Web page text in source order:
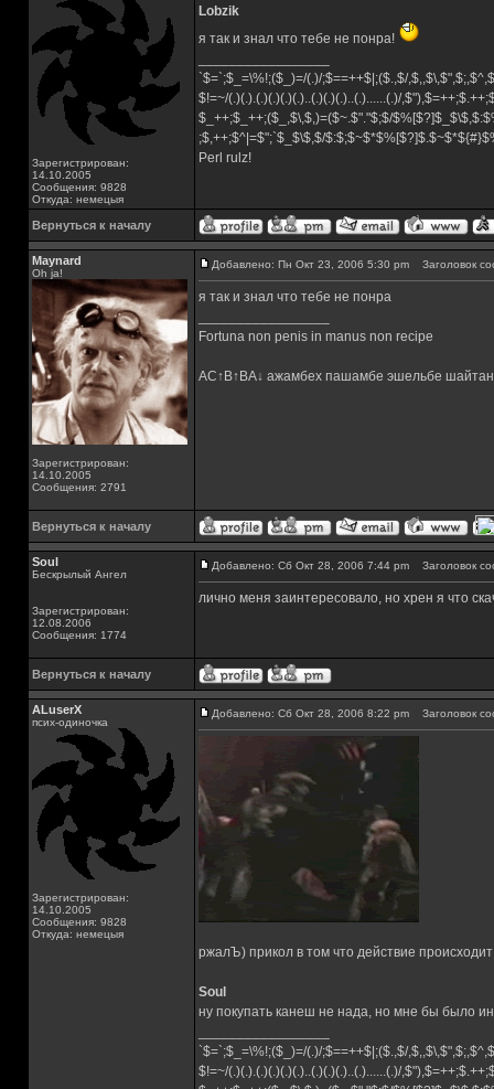
Зарегистрирован:
14.10.2005
Сообщения: 9828
Откуда: немецыя
Lobzik
я так и знал что тебе не понра!
`$=`;$_=\%!;($_)=/(.)/;$==++$|;($.,$/
$!=~/(.)(.).(.)(.)(.)(.)..(.)(.)(.)..(.)......(.)/
$_++;$_++;($_,$\,$,)=($~.$"."$;$/
;$,++;$^|=$";`$_$\$,$/
Perl rulz!
Вернуться к началу
Maynard
Oh ja!
Зарегистрирован:
14.10.2005
Сообщения: 2791
Добавлено: Пн Окт 23, 2006 5:30 pm Заголовок
я так и знал что тебе не понра
Fortuna non penis in manus non recipe
AC↑B↑BA↓ ажамбех пашамбе эшельбе
Вернуться к началу
Soul
Бескрылый Ангел
Зарегистрирован:
12.08.2006
Сообщения: 1774
Добавлено: Сб Окт 28, 2006 7:44 pm Заголовок
лично меня заинтересовало, но хрен я что
Вернуться к началу
ALuserX
псих-одиночка
Зарегистрирован:
14.10.2005
Сообщения: 9828
Откуда: немецыя
Добавлено: Сб Окт 28, 2006 8:22 pm Заголовок
ржалЪ) прикол в том что действие
Soul
ну покупать канеш не нада, но мне бы было
`$=`;$_=\%!;($_)=/(.)/;$==++$|;($.,$/
$!=~/(.)(.).(.)(.)(.)(.)..(.)(.)(.)..(.)......(.)/